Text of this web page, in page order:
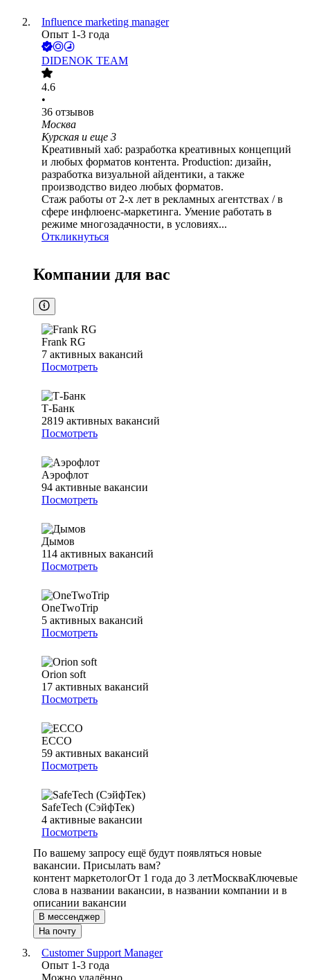
Influence marketing manager
Опыт 1-3 года
DIDENOK TEAM
4.6
•
36 отзывов
Москва
Курская и еще 3
Креативный хаб: разработка креативных концепций
и любых форматов контента. Production: дизайн,
разработка визуальной айдентики, а также
производство видео любых форматов.
Стаж работы от 2-х лет в рекламных агентствах / в
сфере инфлюенс-маркетинга. Умение работать в
режиме многозадачности, в условиях...
Откликнуться
Компании для вас
Frank RG
7 активных вакансий
Посмотреть
Т-Банк
2819 активных вакансий
Посмотреть
Аэрофлот
94 активные вакансии
Посмотреть
Дымов
114 активных вакансий
Посмотреть
OneTwoTrip
5 активных вакансий
Посмотреть
Orion soft
17 активных вакансий
Посмотреть
ECCO
59 активных вакансий
Посмотреть
SafeTech (СэйфТек)
4 активные вакансии
Посмотреть
По вашему запросу ещё будут появляться новые
вакансии. Присылать вам?
контент маркетологОт 1 года до 3 летМоскваКлючевые
слова в названии вакансии, в названии компании и в
описании вакансии
В мессенджер
На почту
Customer Support Manager
Опыт 1-3 года